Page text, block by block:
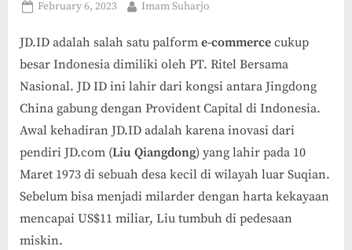
Posted
February 6, 2023 By
Imam Suharjo
JD.ID adalah salah satu palform e-commerce cukup
besar Indonesia dimiliki oleh PT. Ritel Bersama
Nasional. JD ID ini lahir dari kongsi antara Jingdong
China gabung dengan Provident Capital di Indonesia.
Awal kehadiran JD.ID adalah karena inovasi dari
pendiri JD.com (Liu Qiangdong) yang lahir pada 10
Maret 1973 di sebuah desa kecil di wilayah luar Suqian.
Sebelum bisa menjadi milarder dengan harta kekayaan
mencapai US$11 miliar, Liu tumbuh di pedesaan
miskin.